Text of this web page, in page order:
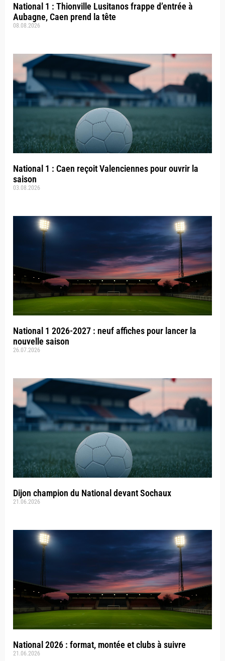
National 1 : Thionville Lusitanos frappe d’entrée à
Aubagne, Caen prend la tête
08.08.2026
National 1 : Caen reçoit Valenciennes pour ouvrir la
saison
03.08.2026
National 1 2026-2027 : neuf affiches pour lancer la
nouvelle saison
26.07.2026
Dijon champion du National devant Sochaux
21.06.2026
National 2026 : format, montée et clubs à suivre
21.06.2026